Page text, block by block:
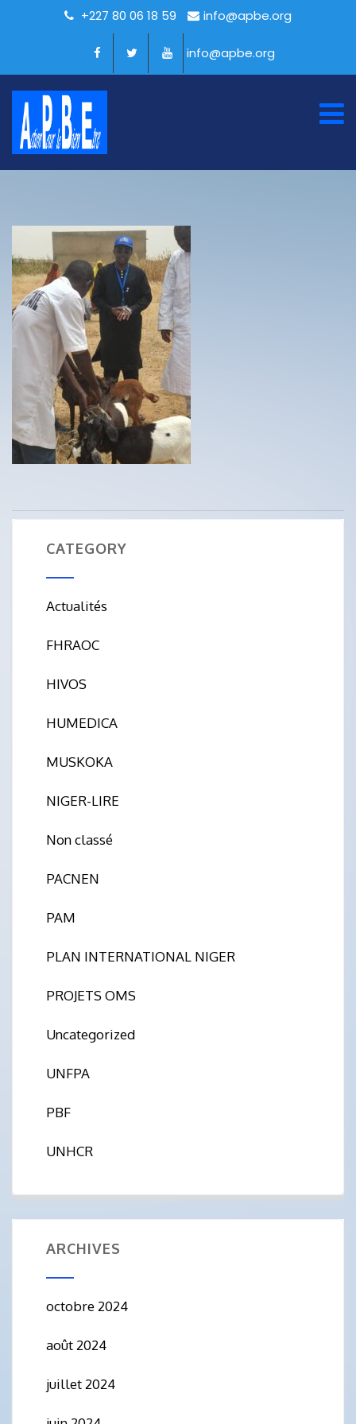
+227 80 06 18 59 info@apbe.org
info@apbe.org
CATEGORY
Actualités
FHRAOC
HIVOS
HUMEDICA
MUSKOKA
NIGER-LIRE
Non classé
PACNEN
PAM
PLAN INTERNATIONAL NIGER
PROJETS OMS
Uncategorized
UNFPA
PBF
UNHCR
ARCHIVES
octobre 2024
août 2024
juillet 2024